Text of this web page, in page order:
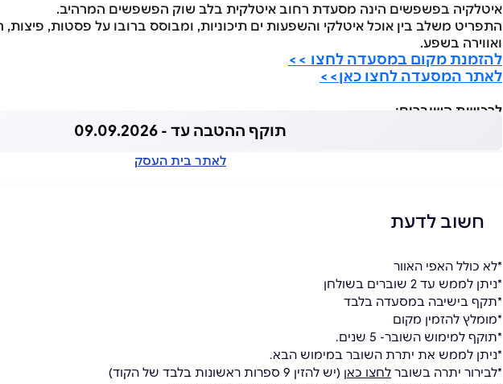
איטלקיה בפשפשים הינה מסעדת רחוב איטלקית בלב שוק הפשפשים המרהיב.
התפריט משלב בין אוכל איטלקי והשפעות ים תיכוניות, ומבוסס ברובו על פסטות,
ואווירה בשפע.
להזמנת מקום במסעדה לחצו >>
לאתר המסעדה לחצו כאן>>
לרכישת השוברים:
תוקף ההטבה עד - 09.09.2026
לאתר בית העסק
חשוב לדעת
*לא כולל האפי האוור
*ניתן לממש עד 2 שוברים בשולחן
*תקף בישיבה במסעדה בלבד
*מומלץ להזמין מקום
*תוקף למימוש השובר- 5 שנים.
*ניתן לממש את יתרת השובר במימוש הבא.
*לבירור יתרה בשובר לחצו כאן (יש להזין 9 ספרות ראשונות בלבד של הקוד)